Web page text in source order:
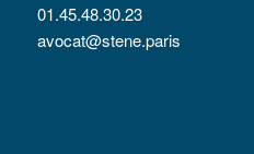
01.45.48.30.23
avocat@stene.paris